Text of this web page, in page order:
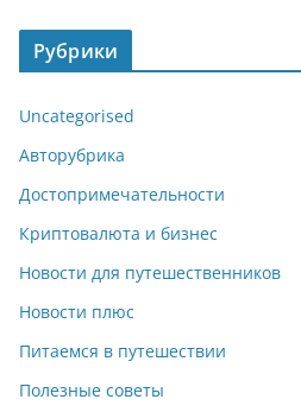
Рубрики
Uncategorised
Авторубрика
Достопримечательности
Криптовалюта и бизнес
Новости для путешественников
Новости плюс
Питаемся в путешествии
Полезные советы